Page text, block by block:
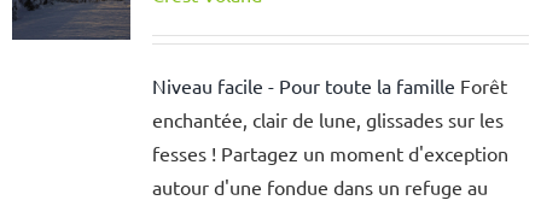
Niveau facile - Pour toute la famille Forêt
enchantée, clair de lune, glissades sur les
fesses ! Partagez un moment d'exception
autour d'une fondue dans un refuge au